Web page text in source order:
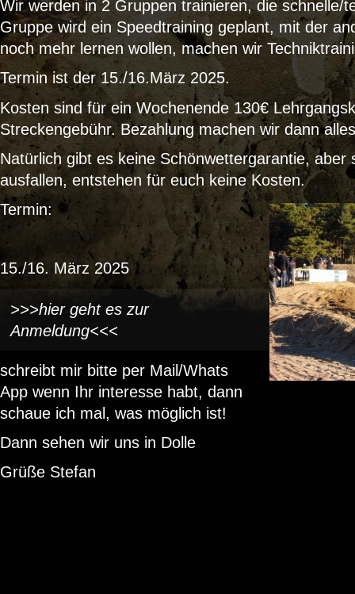
Wir werden in 2 Gruppen trainieren, die schnelle/
Gruppe wird ein Speedtraining geplant, mit der
noch mehr lernen wollen, machen wir
Termin ist der 15./16.März 2025.
Kosten sind für ein Wochenende 130€
Streckengebühr. Bezahlung machen wir dann
Natürlich gibt es keine Schönwettergarantie, aber
ausfallen, entstehen für euch keine Kosten.
Termin:
15./16. März 2025
>>>hier geht es zur
Anmeldung<<<
schreibt mir bitte per Mail/Whats
App wenn Ihr interesse habt, dann
schaue ich mal, was möglich ist!
Dann sehen wir uns in Dolle
Grüße Stefan